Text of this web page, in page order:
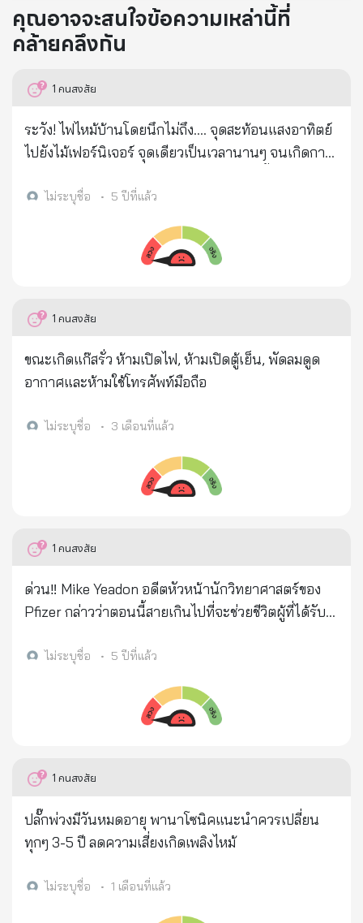
คุณอาจจะสนใจข้อความเหล่านี้ที่
คล้ายคลึงกัน
1 คนสงสัย
ระวัง! ไฟไหม้บ้านโดยนึกไม่ถึง.... จุดสะท้อนแสงอาทิตย์
ไปยังไม้เฟอร์นิเจอร์ จุดเดียวเป็นเวลานานๆ จนเกิดการ
ไหน ไม่งั้นเกิดโศกนาฏกรรมแน่ๆ.... (เกิดเหตุช่วงก่อน
ไม่ระบุชื่อ • 5 ปีที่แล้ว
1 คนสงสัย
ขณะเกิดแก๊สรั่ว ห้ามเปิดไฟ, ห้ามเปิดตู้เย็น, พัดลมดูด
อากาศและห้ามใช้โทรศัพท์มือถือ
ไม่ระบุชื่อ • 3 เดือนที่แล้ว
1 คนสงสัย
ด่วน‼ Mike Yeadon อดีตหัวหน้านักวิทยาศาสตร์ของ
Pfizer กล่าวว่าตอนนี้สายเกินไปที่จะช่วยชีวิตผู้ที่ได้รับ
การฉีดสารพิษร้ายแรงนี้ ให้ต่อสู้เพื่อการดำรงอยู่ของ
วิทยาที่ได้รับการยกย่องทั่วโลกกล่าวต่อไป....ถึง
กระบวนการ/แผนการ ที่จะฆ่าคนส่วนใหญ่ที่ยังมีชีวิตอยู่
รับ จะเสียชีวิตภายใน 2 สัปดาห์. ผู้ที่ยังรอดชีวิต...มีจะ
ต่อๆมา) หรือ ฉีด "บูสเตอร์ * ทุกครั้ง วัคซีนเสริม...อยู่ใน
ระหว่างการพัฒนาเพื่อทำให้เกิดความเสื่อมโทรมของ
ด้วยความคุ้นเคยอย่างใกล้ชิดกับการทำงานและเป้า
ไม่ระบุชื่อ • 5 ปีที่แล้ว
1 คนสงสัย
ปลั๊กพ่วงมีวันหมดอายุ พานาโซนิคแนะนำควรเปลี่ยน
ทุกๆ 3-5 ปี ลดความเสี่ยงเกิดเพลิงไหม้
ไม่ระบุชื่อ • 1 เดือนที่แล้ว